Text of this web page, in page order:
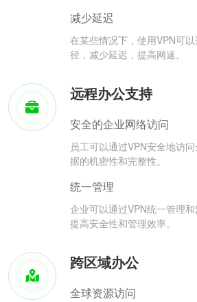
减少延迟
在某些情况下，使用VPN可
径，减少延迟，提高网速。
远程办公支持
安全的企业网络访问
员工可以通过VPN安全地访
据的机密性和完整性。
统一管理
企业可以通过VPN统一管理
提高安全性和管理效率。
跨区域办公
全球资源访问